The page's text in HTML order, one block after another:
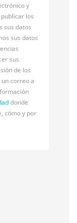
y
los
sus datos
sus datos
sus
de los
correo a
donde
cómo y por